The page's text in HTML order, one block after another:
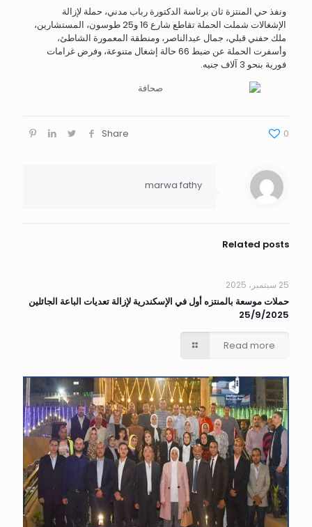
ونفذ حي المنتزة ثان برئاسة الدكتورة رباب مدني، حملة لإزالة
الإشغالات شملت الحملة تقاطع شارع 16 و25 طوسون، المستشارين،
ملك حفني قبلي، جمال عبدالناصر، ومنطقة المعمورة الشاطئ،
وأسفرت الحملة عن ضبط 66 حالة إشغال متنوعة، وفرض غرامات
فورية بنحو 3 آلاف جنيه.
Share 0
marwa fathy
Related posts
25 سبتمبر، 2025
حملات موسعة بالمنتزه أول في الإسكندرية لإزالة تعديات الباعة الجائلين
25/9/2025
Read more